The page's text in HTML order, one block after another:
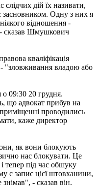
дій їх називати,
засновником. Одну з них я
відношення -
- сказав Шмушкович
кваліфікація
"зловживання владою або
09:30 20 грудня.
що адвокат прибув на
приміщенні проводились
каже директор
як вони блокують
нас блокувати. Це
тепер під час обшуку
є запис цієї штовханини,
- сказав він.